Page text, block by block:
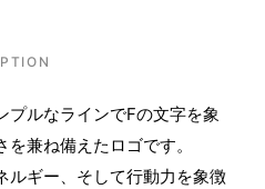
プルなラインでFの文字を象
兼ね備えたロゴです。
ギー、そして行動力を象徴